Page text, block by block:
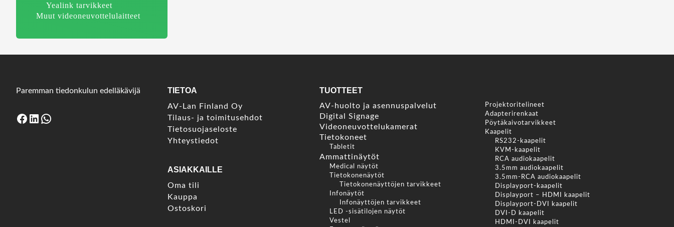
Yealink tarvikkeet
Muut videoneuvottelulaitteet
Paremman tiedonkulun edelläkävijä
Facebook LinkedIn WhatsApp
TIETOA
AV-Lan Finland Oy
Tilaus- ja toimitusehdot
Tietosuojaseloste
Yhteystiedot
ASIAKKAILLE
Oma tili
Kauppa
Ostoskori
TUOTTEET
AV-huolto ja asennuspalvelut
Digital Signage
Videoneuvottelukamerat
Tietokoneet
Tabletit
Ammattinäytöt
Medical näytöt
Tietokonenäytöt
Tietokonenäyttöjen tarvikkeet
Infonäytöt
Infonäyttöjen tarvikkeet
LED -sisätilojen näytöt
Vestel
Projektoritelineet
Adapterirenkaat
Pöytäkaivotarvikkeet
Kaapelit
RS232-kaapelit
KVM-kaapelit
RCA audiokaapelit
3.5mm audiokaapelit
3.5mm-RCA audiokaapelit
Displayport-kaapelit
Displayport – HDMI kaapelit
Displayport-DVI kaapelit
DVI-D kaapelit
HDMI-DVI kaapelit